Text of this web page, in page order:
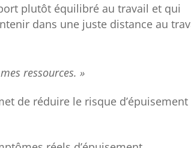
plutôt équilibré au travail et qui
dans une juste distance au
ressources. »
de réduire le risque d’épuisement